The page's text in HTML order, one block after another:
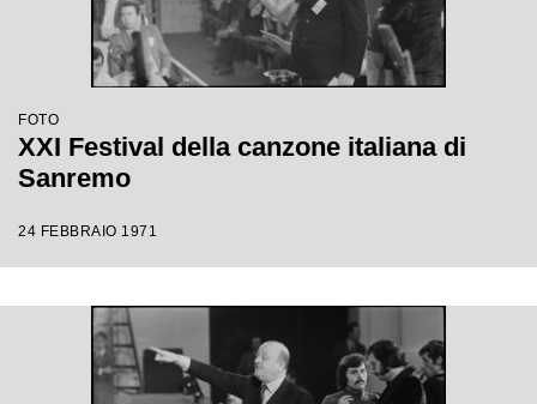
FOTO
XXI Festival della canzone italiana di
Sanremo
24 FEBBRAIO 1971